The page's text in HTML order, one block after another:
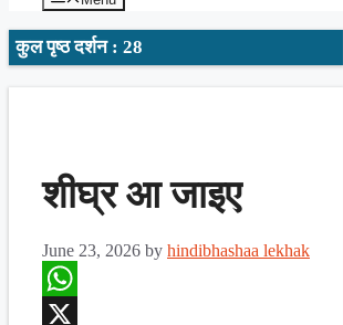
कुल पृष्ठ दर्शन : 28
शीघ्र आ जाइए
June 23, 2026 by hindibhashaa lekhak
WhatsApp